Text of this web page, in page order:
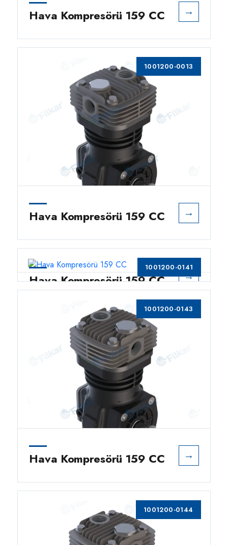
Hava Kompresörü 159 CC →
1001200-0013
Hava Kompresörü 159 CC →
1001200-0141
Hava Kompresörü 159 CC →
1001200-0143
Hava Kompresörü 159 CC →
1001200-0144